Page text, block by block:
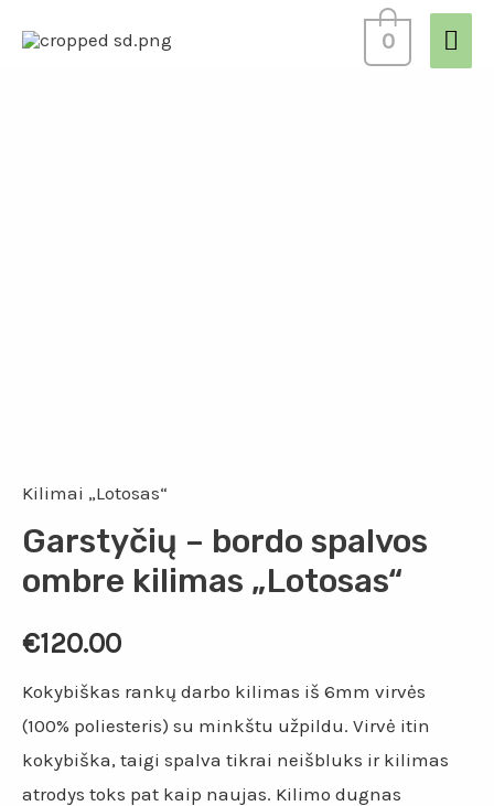
0
Kilimai „Lotosas“
Garstyčių – bordo spalvos
ombre kilimas „Lotosas“
€120.00
Kokybiškas rankų darbo kilimas iš 6mm virvės
(100% poliesteris) su minkštu užpildu. Virvė itin
kokybiška, taigi spalva tikrai neišbluks ir kilimas
atrodys toks pat kaip naujas. Kilimo dugnas